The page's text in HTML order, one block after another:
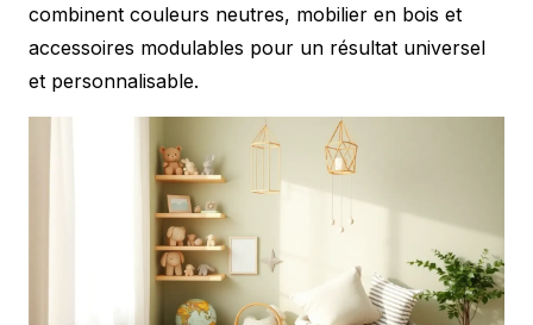
combinent couleurs neutres, mobilier en bois et
accessoires modulables pour un résultat universel
et personnalisable.